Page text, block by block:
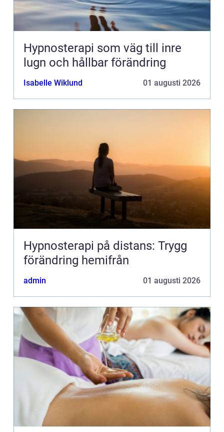
Hypnosterapi som väg till inre
lugn och hållbar förändring
Isabelle Wiklund 01 augusti 2026
Hypnosterapi på distans: Trygg
förändring hemifrån
admin 01 augusti 2026